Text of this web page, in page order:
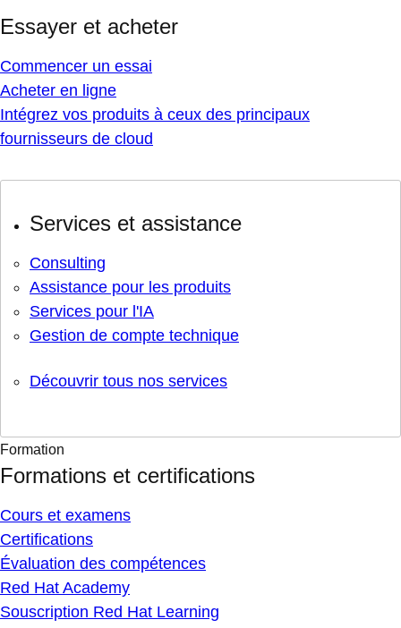
Essayer et acheter
Commencer un essai
Acheter en ligne
Intégrez vos produits à ceux des principaux
fournisseurs de cloud
Services et assistance
Consulting
Assistance pour les produits
Services pour l'IA
Gestion de compte technique
Découvrir tous nos services
Formation
Formations et certifications
Cours et examens
Certifications
Évaluation des compétences
Red Hat Academy
Souscription Red Hat Learning